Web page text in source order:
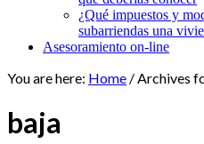
¿Qué impuestos y
subarriendas una
Asesoramiento on-line
You are here: Home /Archives
baja